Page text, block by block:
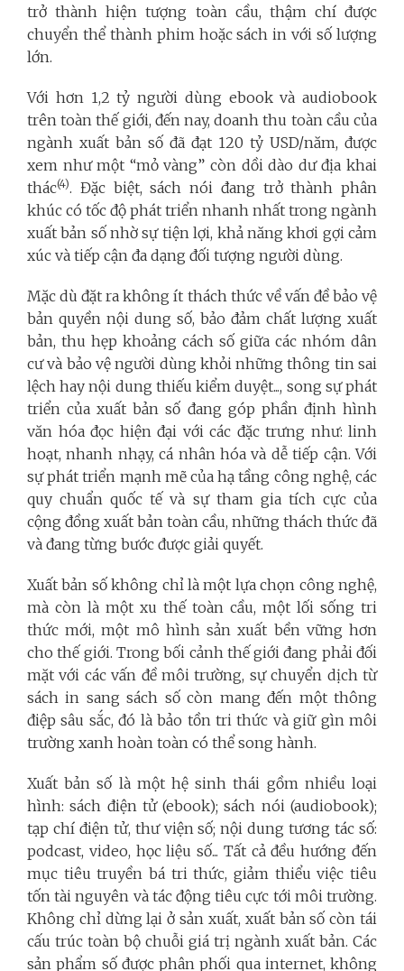
trở thành hiện tượng toàn cầu, thậm chí được
chuyển thể thành phim hoặc sách in với số lượng
lớn.
Với hơn 1,2 tỷ người dùng ebook và audiobook
trên toàn thế giới, đến nay, doanh thu toàn cầu của
ngành xuất bản số đã đạt 120 tỷ USD/năm, được
xem như một “mỏ vàng” còn dồi dào dư địa khai
thác(4). Đặc biệt, sách nói đang trở thành phân
khúc có tốc độ phát triển nhanh nhất trong ngành
xuất bản số nhờ sự tiện lợi, khả năng khơi gợi cảm
xúc và tiếp cận đa dạng đối tượng người dùng.
Mặc dù đặt ra không ít thách thức về vấn đề bảo vệ
bản quyền nội dung số, bảo đảm chất lượng xuất
bản, thu hẹp khoảng cách số giữa các nhóm dân
cư và bảo vệ người dùng khỏi những thông tin sai
lệch hay nội dung thiếu kiểm duyệt..., song sự phát
triển của xuất bản số đang góp phần định hình
văn hóa đọc hiện đại với các đặc trưng như: linh
hoạt, nhanh nhạy, cá nhân hóa và dễ tiếp cận. Với
sự phát triển mạnh mẽ của hạ tầng công nghệ, các
quy chuẩn quốc tế và sự tham gia tích cực của
cộng đồng xuất bản toàn cầu, những thách thức đã
và đang từng bước được giải quyết.
Xuất bản số không chỉ là một lựa chọn công nghệ,
mà còn là một xu thế toàn cầu, một lối sống tri
thức mới, một mô hình sản xuất bền vững hơn
cho thế giới. Trong bối cảnh thế giới đang phải đối
mặt với các vấn đề môi trường, sự chuyển dịch từ
sách in sang sách số còn mang đến một thông
điệp sâu sắc, đó là bảo tồn tri thức và giữ gìn môi
trường xanh hoàn toàn có thể song hành.
Xuất bản số là một hệ sinh thái gồm nhiều loại
hình: sách điện tử (ebook); sách nói (audiobook);
tạp chí điện tử, thư viện số; nội dung tương tác số:
podcast, video, học liệu số... Tất cả đều hướng đến
mục tiêu truyền bá tri thức, giảm thiểu việc tiêu
tốn tài nguyên và tác động tiêu cực tới môi trường.
Không chỉ dừng lại ở sản xuất, xuất bản số còn tái
cấu trúc toàn bộ chuỗi giá trị ngành xuất bản. Các
sản phẩm số được phân phối qua internet, không